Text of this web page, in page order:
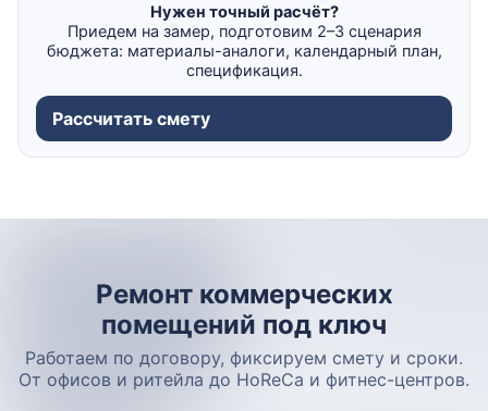
Нужен точный расчёт?
Приедем на замер, подготовим 2–3 сценария
бюджета: материалы-аналоги, календарный план,
спецификация.
Рассчитать смету
Ремонт коммерческих
помещений под ключ
Работаем по договору, фиксируем смету и сроки.
От офисов и ритейла до HoReCa и фитнес-центров.